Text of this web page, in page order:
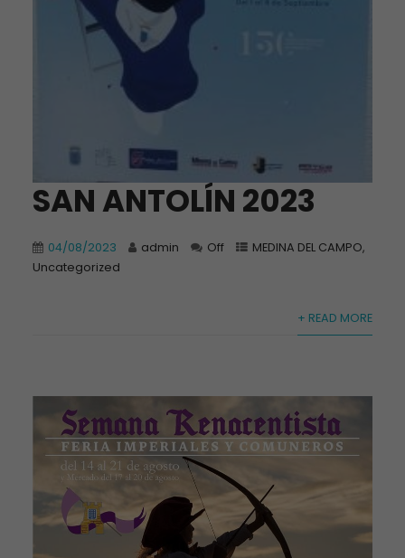
SAN ANTOLÍN 2023
04/08/2023 admin Off MEDINA DEL CAMPO,
Uncategorized
+ READ MORE